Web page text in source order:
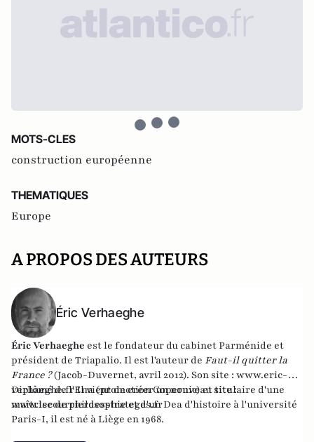
MOTS-CLES
construction européenne
THEMATIQUES
Europe
A PROPOS DES AUTEURS
Éric Verhaeghe
Éric Verhaeghe est le fondateur du cabinet Parménide et
président de Triapalio. Il est l'auteur de Faut-il quitter la
France ?(Jacob-Duvernet, avril 2012). Son site : www.eric-
verhaeghe.frIl vient de créer un nouveau site :
www.lecourrierdesstrateges.fr
Diplômé de l'Ena (promotion Copernic) et titulaire d'une
maîtrise de philosophie et d'un Dea d'histoire à l'université
Paris-I, il est né à Liège en 1968.